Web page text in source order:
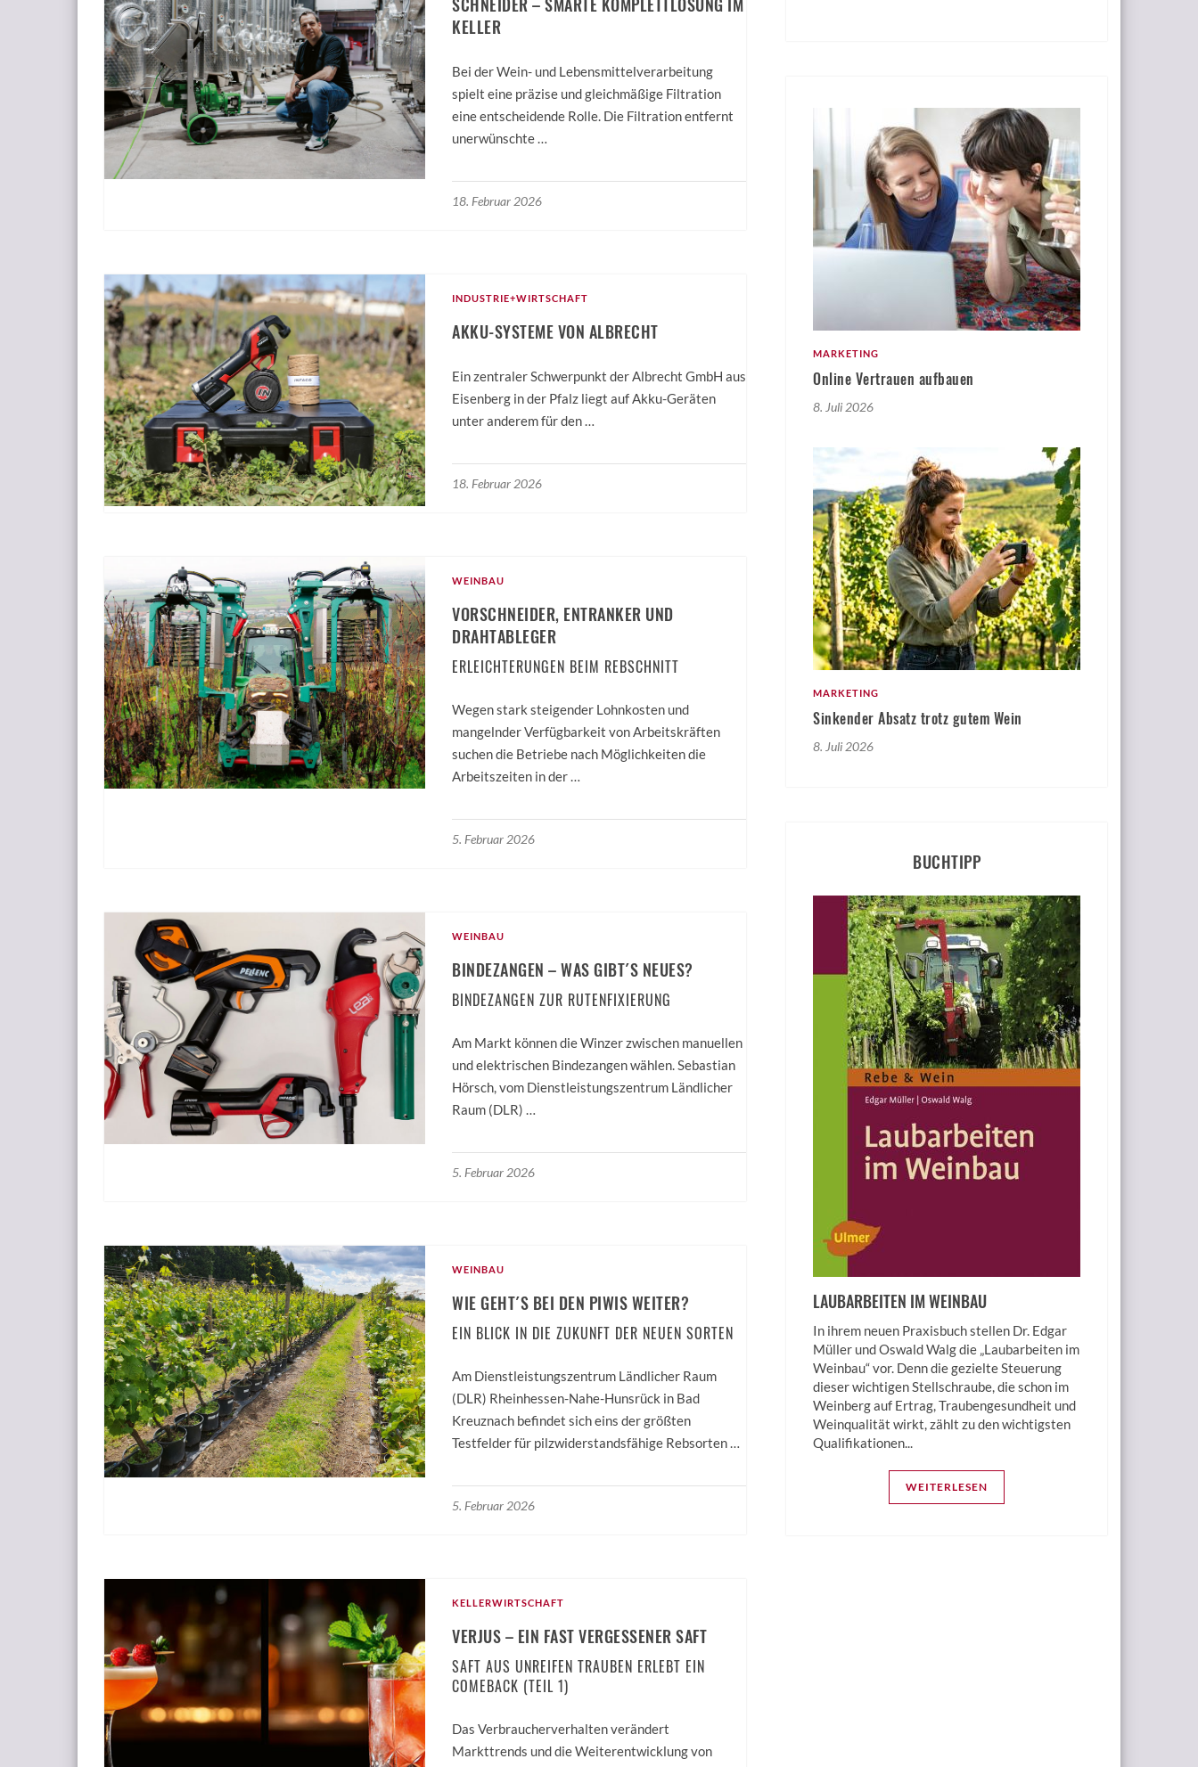
KELLER
Bei der Wein- und Lebensmittelverarbeitung
spielt eine präzise und gleichmäßige Filtration
eine entscheidende Rolle. Die Filtration entfernt
unerwünschte …
18. Februar 2026
INDUSTRIE+WIRTSCHAFT
AKKU-SYSTEME VON ALBRECHT
Ein zentraler Schwerpunkt der Albrecht GmbH aus
Eisenberg in der Pfalz liegt auf Akku-Geräten
unter anderem für den …
18. Februar 2026
WEINBAU
VORSCHNEIDER, ENTRANKER UND
DRAHTABLEGER
ERLEICHTERUNGEN BEIM REBSCHNITT
Wegen stark steigender Lohnkosten und
mangelnder Verfügbarkeit von Arbeitskräften
suchen die Betriebe nach Möglichkeiten die
Arbeitszeiten in der …
5. Februar 2026
WEINBAU
BINDEZANGEN – WAS GIBT´S NEUES?
BINDEZANGEN ZUR RUTENFIXIERUNG
Am Markt können die Winzer zwischen manuellen
und elektrischen Bindezangen wählen. Sebastian
Hörsch, vom Dienstleistungszentrum Ländlicher
Raum (DLR) …
5. Februar 2026
WEINBAU
WIE GEHT´S BEI DEN PIWIS WEITER?
EIN BLICK IN DIE ZUKUNFT DER NEUEN SORTEN
Am Dienstleistungszentrum Ländlicher Raum
(DLR) Rheinhessen-­Nahe-Hunsrück in Bad
Kreuznach befindet sich eins der größten
Testfelder für pilzwiderstandsfähige Rebsorten …
5. Februar 2026
KELLERWIRTSCHAFT
VERJUS – EIN FAST VERGESSENER SAFT
SAFT AUS UNREIFEN TRAUBEN ERLEBT EIN
COMEBACK (TEIL 1)
Das Verbraucherverhalten verändert
Markttrends und die Weiterentwicklung von
MARKETING
Online Vertrauen aufbauen
8. Juli 2026
MARKETING
Sinkender Absatz trotz gutem Wein
8. Juli 2026
BUCHTIPP
LAUBARBEITEN IM WEINBAU
In ihrem neuen Praxisbuch stellen Dr. Edgar
Müller und Oswald Walg die „Laubarbeiten im
Weinbau“ vor. Denn die gezielte Steuerung
dieser wichtigen Stellschraube, die schon im
Weinberg auf Ertrag, Traubengesundheit und
Weinqualität wirkt, zählt zu den wichtigsten
Qualifikationen...
WEITERLESEN